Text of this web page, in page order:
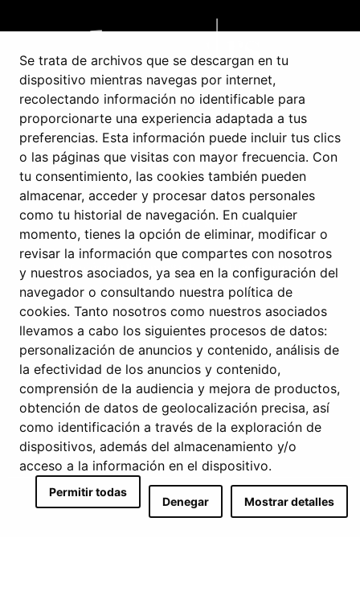
Se trata de archivos que se descargan en tu
dispositivo mientras navegas por internet,
recolectando información no identificable para
proporcionarte una experiencia adaptada a tus
preferencias. Esta información puede incluir tus clics
o las páginas que visitas con mayor frecuencia. Con
tu consentimiento, las cookies también pueden
almacenar, acceder y procesar datos personales
como tu historial de navegación. En cualquier
momento, tienes la opción de eliminar, modificar o
revisar la información que compartes con nosotros
y nuestros asociados, ya sea en la configuración del
navegador o consultando nuestra política de
cookies. Tanto nosotros como nuestros asociados
llevamos a cabo los siguientes procesos de datos:
personalización de anuncios y contenido, análisis de
la efectividad de los anuncios y contenido,
comprensión de la audiencia y mejora de productos,
obtención de datos de geolocalización precisa, así
como identificación a través de la exploración de
dispositivos, además del almacenamiento y/o
acceso a la información en el dispositivo.
Permitir todas
Denegar Mostrar detalles
C/ Príncipe de Vergara 37, 3º
28001 Madrid, España
+34 601 519 653
infoweb@domusrs.com
Av. Colégio Militar nº37F, 4º – Torre Oriente
1500-180 Lisboa, Portugal
+351 912 420 164
geral@domusrs.com